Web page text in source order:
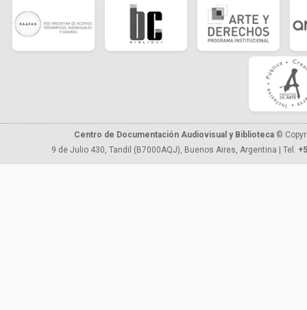
Centro de Documentación Audiovisual y Biblioteca ©
9 de Julio 430, Tandil (B7000AQJ), Buenos Aires, Argentina | Tel.